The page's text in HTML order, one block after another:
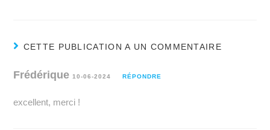
CETTE PUBLICATION A UN COMMENTAIRE
Frédérique10-06-2024 RÉPONDRE
excellent, merci !